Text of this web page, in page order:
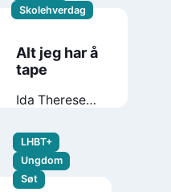
Skolehverdag
Alt jeg har å
tape
Ida Therese
LHBT+
Ungdom
Søt